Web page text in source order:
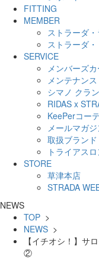
FITTING
MEMBER
ストラーダ
ストラーダ
SERVICE
メンバーズカ
メンテナンス
シマノ クラ
RIDAS x
KeePerコー
メールマガジ
取扱ブランド
トライアス
STORE
草津本店
STRADA
NEWS
TOP >
NEWS >
【イチオシ！】サ
②